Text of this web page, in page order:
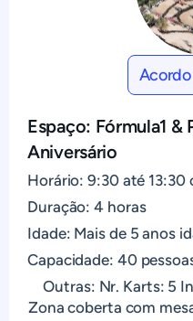
Espaço: Fórmula1 &
Aniversário
Horário: 9:30 até 13:30
Duração: 4 horas
Idade: Mais de 5 anos
Capacidade: 40
Outras: Nr. Karts: 5
Zona coberta com